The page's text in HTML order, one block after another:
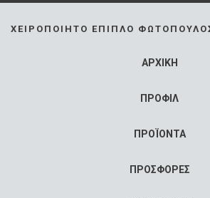
ΧΕΙΡΟΠΟΊΗΤΟ ΈΠΙΠΛΟ
ΑΡΧΙΚΗ
ΠΡΟΦΙΛ
ΠΡΟΪΟΝΤΑ
ΠΡΟΣΦΟΡΕΣ